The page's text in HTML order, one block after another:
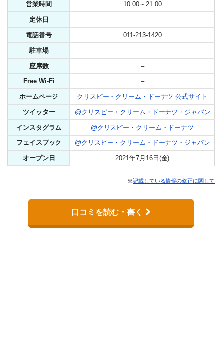
営業時間 10:00～21:00
定休日 –
電話番号 011-213-1420
駐車場 –
座席数 –
Free Wi-Fi –
ホームページ クリスピー・クリーム・ドーナツ 公式サイト
ツイッター @クリスピー・クリーム・ドーナツ・ジャパン
インスタグラム @クリスピー・クリーム・ドーナツ
フェイスブック @クリスピー・クリーム・ドーナツ・ジャパン
オープン日 2021年7月16日(金)
※記載している情報の修正に関して
口コミを読む・書く